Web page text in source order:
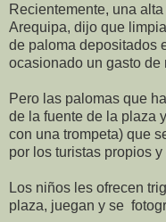
Recientemente, una
Arequipa, dijo que
de paloma depositados
ocasionado un gasto de
Pero las palomas que
de la fuente de la plaza
con una trompeta) que
por los turistas propios
Los niños les ofrecen
plaza, juegan y se